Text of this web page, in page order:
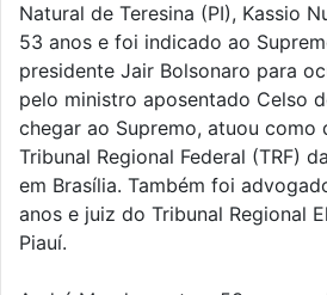
Natural de Teresina (PI), Kassio
53 anos e foi indicado ao
presidente Jair Bolsonaro para
pelo ministro aposentado Celso
chegar ao Supremo, atuou como
Tribunal Regional Federal (TRF)
em Brasília. Também foi
anos e juiz do Tribunal Regional
Piauí.